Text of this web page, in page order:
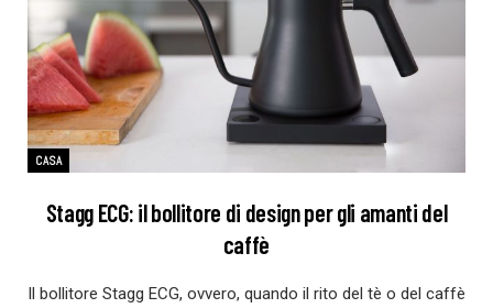
CASA
Stagg ECG: il bollitore di design per gli amanti del
caffè
Il bollitore Stagg ECG, ovvero, quando il rito del tè o del caffè